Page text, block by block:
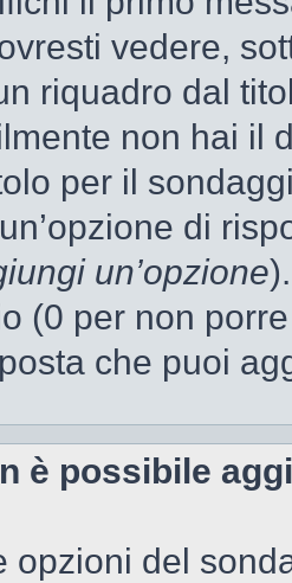
vedere,
riquadro dal
non hai il
per il
di
un’opzione
(0 per non
che puoi
è possibile
opzioni del